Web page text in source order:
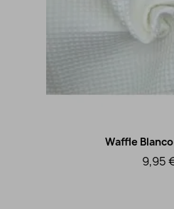
Vista
Waffle
9,95